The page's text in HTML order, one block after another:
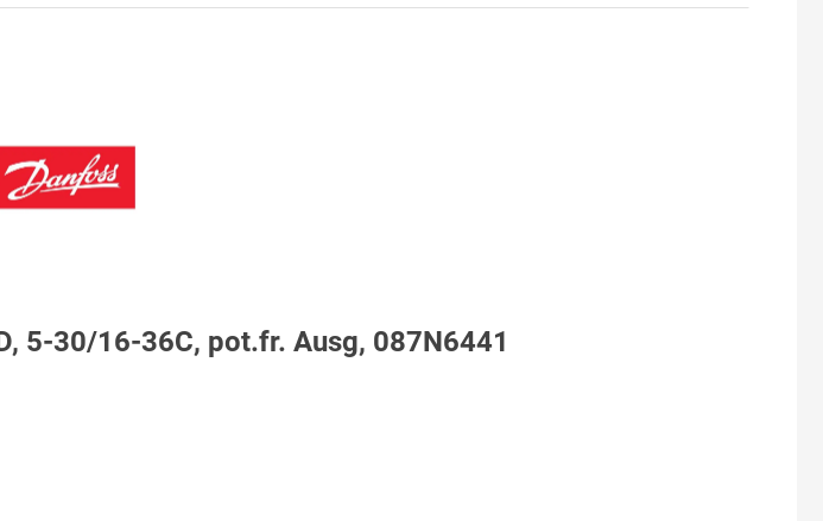
5-30/16-36C, pot.fr. Ausg, 087N6441